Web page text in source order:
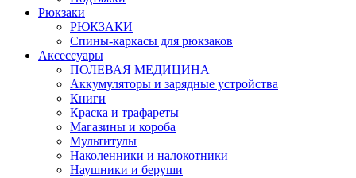
Рюкзаки
РЮКЗАКИ
Спины-каркасы для рюкзаков
Аксессуары
ПОЛЕВАЯ МЕДИЦИНА
Аккумуляторы и зарядные устройства
Книги
Краска и трафареты
Магазины и короба
Мультитулы
Наколенники и налокотники
Наушники и беруши